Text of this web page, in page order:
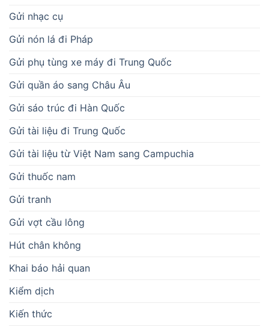
Gửi nhạc cụ
Gửi nón lá đi Pháp
Gửi phụ tùng xe máy đi Trung Quốc
Gửi quần áo sang Châu Âu
Gửi sáo trúc đi Hàn Quốc
Gửi tài liệu đi Trung Quốc
Gửi tài liệu từ Việt Nam sang Campuchia
Gửi thuốc nam
Gửi tranh
Gửi vợt cầu lông
Hút chân không
Khai báo hải quan
Kiểm dịch
Kiến thức